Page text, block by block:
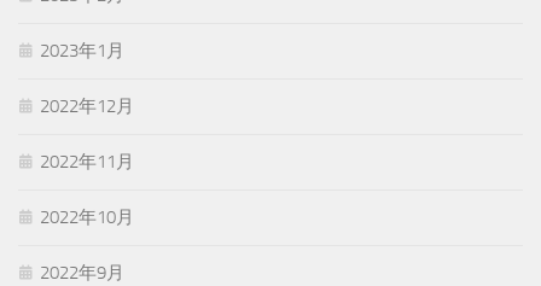
2023年1月
2022年12月
2022年11月
2022年10月
2022年9月